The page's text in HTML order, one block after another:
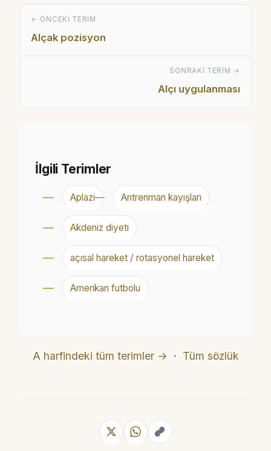
← ÖNCEKI TERIM
Alçak pozisyon
SONRAKI TERIM →
Alçı uygulanması
İlgili Terimler
Aplazi Antrenman kayışları
Akdeniz diyeti
açısal hareket / rotasyonel hareket
Amerikan futbolu
A harfindeki tüm terimler → · Tüm sözlük